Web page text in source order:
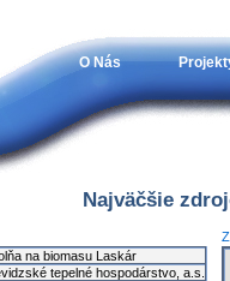
O Nás
Najväčšie
na biomasu Laskár
tepelné hospodárstvo, a.s.